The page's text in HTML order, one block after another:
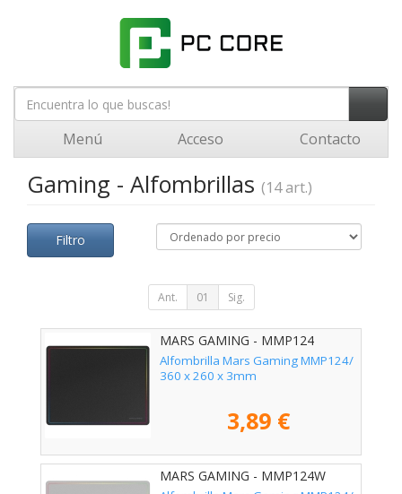
Menú Acceso Contacto
Gaming - Alfombrillas (14 art.)
Filtro
Ant. 01 Sig.
MARS GAMING - MMP124
Alfombrilla Mars Gaming MMP124/
360 x 260 x 3mm
3,89 €
MARS GAMING - MMP124W